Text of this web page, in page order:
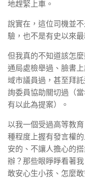
地趕緊上車。
說實在，這位司機並
驗，也不是有史以來最
但我真的不知道該怎
通局處檢舉過、臉書
域市議員過，甚至拜
詢委員協助關切過（
有以此為提案）。
以我一個受過高等教
種程度上握有發言權
安的、不讓人擔心的
辦？那些眼睜睜看著
敢安心生小孩、怎麼